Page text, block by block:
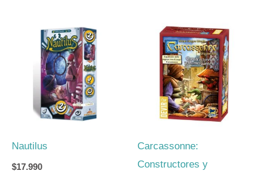
Nautilus
$17.990
Carcassonne:
Constructores y